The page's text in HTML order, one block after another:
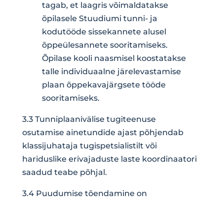
tagab, et laagris võimaldatakse
õpilasele Stuudiumi tunni- ja
kodutööde sissekannete alusel
õppeülesannete sooritamiseks.
Õpilase kooli naasmisel koostatakse
talle individuaalne järelevastamise
plaan õppekavajärgsete tööde
sooritamiseks.
3.3 Tunniplaanivälise tugiteenuse
osutamise ainetundide ajast põhjendab
klassijuhataja tugispetsialistilt või
hariduslike erivajaduste laste koordinaatori
saadud teabe põhjal.
3.4 Puudumise tõendamine on